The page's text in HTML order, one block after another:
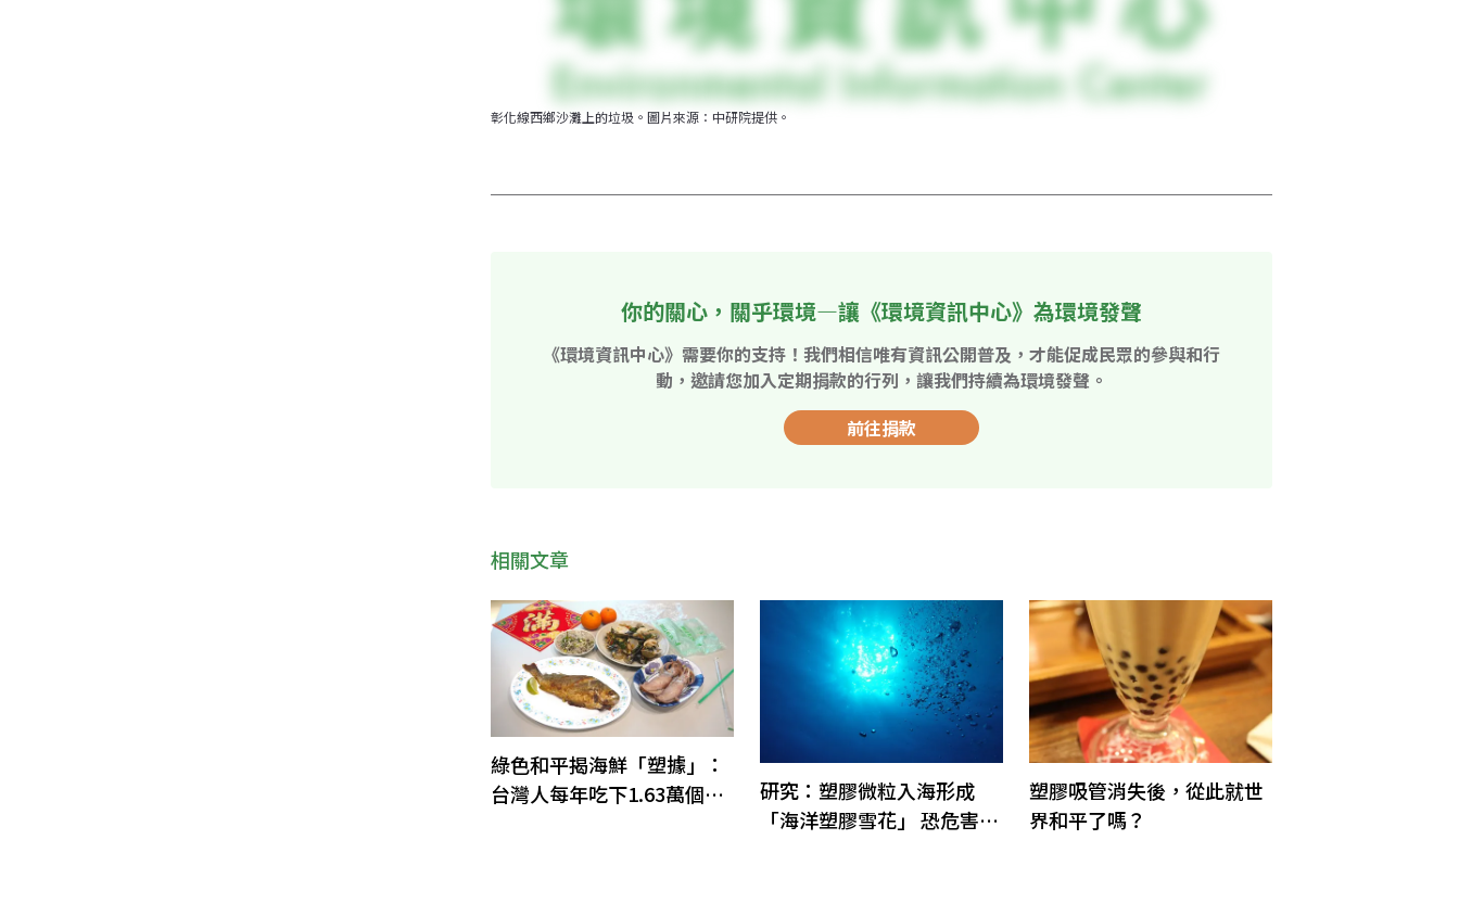
彰化線西鄉沙灘上的垃圾。圖片來源：中研院提供。
你的關心，關乎環境—讓《環境資訊中心》為環境發聲
《環境資訊中心》需要你的支持！我們相信唯有資訊公開普及，才能促成民眾的參與和行
動，邀請您加入定期捐款的行列，讓我們持續為環境發聲。
前往捐款
相關文章
綠色和平揭海鮮「塑據」：
台灣人每年吃下1.63萬個微
研究：塑膠微粒入海形成
「海洋塑膠雪花」 恐危害海
塑膠吸管消失後，從此就世
界和平了嗎？